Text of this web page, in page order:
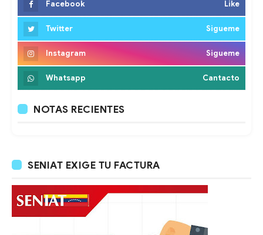
Facebook Like
Twitter Sigueme
Instagram Sigueme
Whatsapp Cantacto
NOTAS RECIENTES
SENIAT EXIGE TU FACTURA